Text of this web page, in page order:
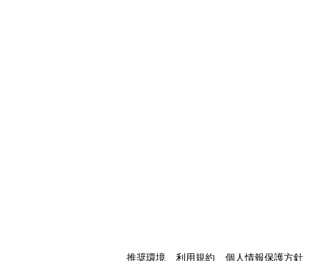
推奨環境 利用規約 個人情報保護方針